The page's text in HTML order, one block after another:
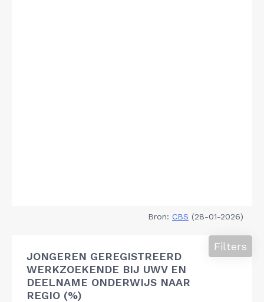
Bron: CBS (28-01-2026)
JONGEREN GEREGISTREERD
WERKZOEKENDE BIJ UWV EN
DEELNAME ONDERWIJS NAAR
REGIO (%)
Filters